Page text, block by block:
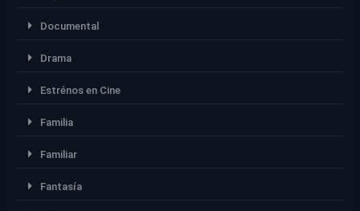
Documental
Drama
Estrénos en Cine
Familia
Familiar
Fantasía